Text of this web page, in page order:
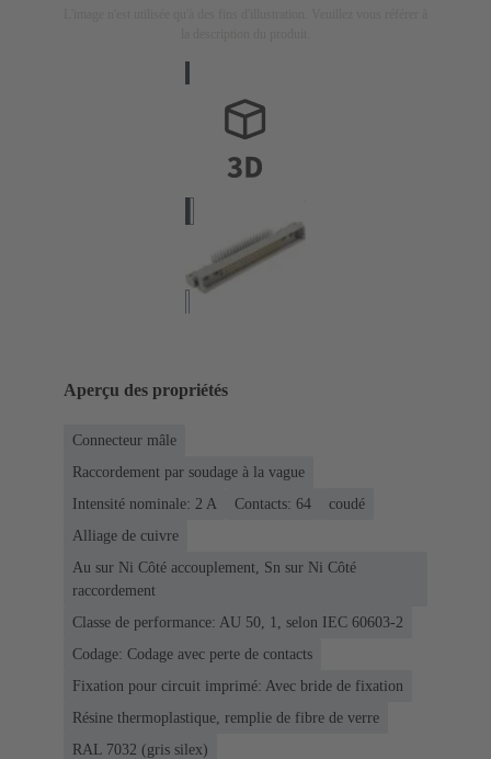
Aperçu des propriétés
Connecteur mâle
Raccordement par soudage à la vague
Intensité nominale: ‌2 A
Contacts: 64
coudé
Alliage de cuivre
Au sur Ni Côté accouplement, Sn sur Ni Côté
raccordement
Classe de performance: AU 50, 1, selon IEC 60603-2
Codage: Codage avec perte de contacts
Fixation pour circuit imprimé: Avec bride de fixation
Résine thermoplastique, remplie de fibre de verre
RAL 7032 (gris silex)